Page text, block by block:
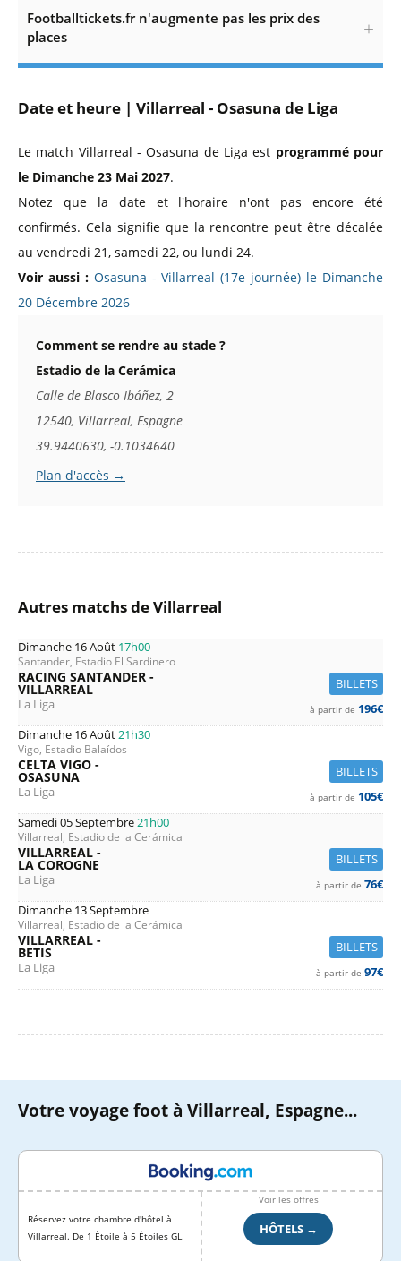
Footballtickets.fr n'augmente pas les prix des
places
Date et heure | Villarreal - Osasuna de Liga
Le match Villarreal - Osasuna de Liga est programmé pour
le Dimanche 23 Mai 2027.
Notez que la date et l'horaire n'ont pas encore été
confirmés. Cela signifie que la rencontre peut être décalée
au vendredi 21, samedi 22, ou lundi 24.
Voir aussi : Osasuna - Villarreal (17e journée) le Dimanche
20 Décembre 2026
Comment se rendre au stade ?
Estadio de la Cerámica
Calle de Blasco Ibáñez, 2
12540, Villarreal, Espagne
39.9440630, -0.1034640
Plan d'accès →
Autres matchs de Villarreal
Dimanche 16 Août 17h00
Santander, Estadio El Sardinero
BILLETS
RACING SANTANDER -
VILLARREAL
La Liga à partir de 196€
Dimanche 16 Août21h30
Vigo, Estadio Balaídos
BILLETS
CELTA VIGO -
OSASUNA
La Liga à partir de 105€
Samedi 05 Septembre21h00
Villarreal, Estadio de la Cerámica
BILLETS
VILLARREAL -
LA COROGNE
La Liga à partir de 76€
Dimanche 13 Septembre
Villarreal, Estadio de la Cerámica
BILLETS
VILLARREAL -
BETIS
La Liga à partir de 97€
Votre voyage foot à Villarreal, Espagne...
Réservez votre chambre d'hôtel à
Villarreal. De 1 Étoile à 5 Étoiles GL.
Voir les offres
HÔTELS →